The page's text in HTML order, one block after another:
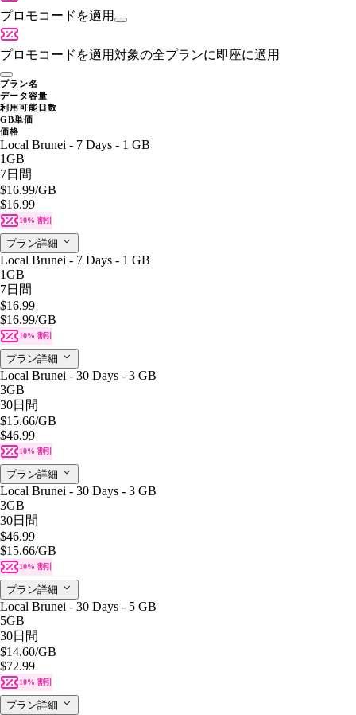
プロモコードを適用
プロモコードを適用対象の全プランに即座に適用
プラン名
データ容量
利用可能日数
GB単価
価格
Local Brunei - 7 Days - 1 GB
1GB
7日間
$16.99/GB
$16.99
10% 割引
プラン詳細
Local Brunei - 7 Days - 1 GB
1GB
7日間
$16.99
$16.99/GB
10% 割引
プラン詳細
Local Brunei - 30 Days - 3 GB
3GB
30日間
$15.66/GB
$46.99
10% 割引
プラン詳細
Local Brunei - 30 Days - 3 GB
3GB
30日間
$46.99
$15.66/GB
10% 割引
プラン詳細
Local Brunei - 30 Days - 5 GB
5GB
30日間
$14.60/GB
$72.99
10% 割引
プラン詳細